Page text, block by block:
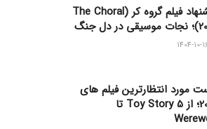
پیشنهاد فیلم گروه کر (The Choral
دل جنگ
مورد انتظارترین فیلم های
2026؛ از Toy Story 5 تا